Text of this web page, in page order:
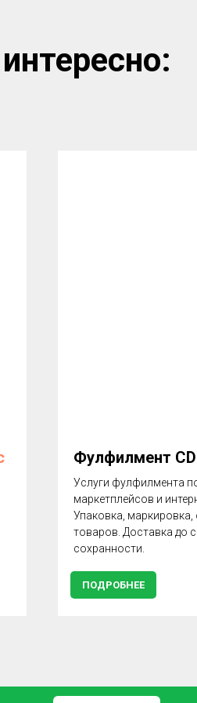
Фулфилмент
Услуги фулфилмента
маркетплейсов и
Упаковка, маркировка,
товаров. Доставка до
сохранности.
ПОДРОБНЕЕ